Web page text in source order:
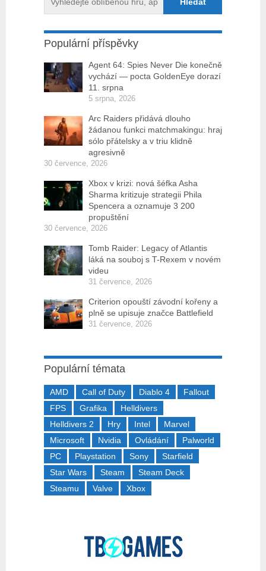
Populární příspěvky
Agent 64: Spies Never Die konečně
vychází — pocta GoldenEye dorazí
11. srpna
5 srpna, 2026
Arc Raiders přidává dlouho
žádanou funkci matchmakingu: hraj
sólo přátelsky a v triu klidně
agresivně
30 července, 2026
Xbox v krizi: nová šéfka Asha
Sharma kritizuje strategii Phila
Spencera a oznamuje 3 200
propuštění
30 července, 2026
Tomb Raider: Legacy of Atlantis
láká na souboj s T-Rexem v novém
videu
31 července, 2026
Criterion opouští závodní kořeny a
plně se upisuje značce Battlefield
31 července, 2026
Populární témata
AMD Call of Duty Diablo 4
Fallout
FPS
Grafika
Helldivers
Helldivers 2
Hry Intel
Marvel
Microsoft
Nvidia Ovládání
Palworld
PC
Playstation Sony
Starfield
Star Wars
Steam
Steam Deck
Steamu
Valve Xbox